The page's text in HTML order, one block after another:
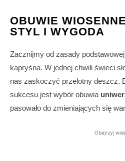
OBUWIE
STYL I WYGODA
Zacznijmy od zasady
kapryśna. W jednej chwili świeci
nas zaskoczyć przelotny deszcz.
sukcesu jest wybór obuwia
pasowało do zmieniających się
Obejrzyj